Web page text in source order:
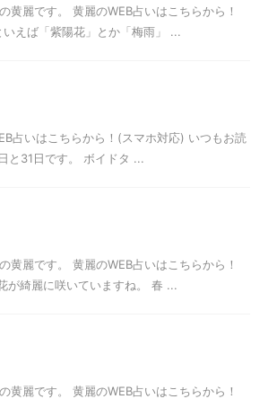
麗です。 黄麗のWEB占いはこちらから！
えば「紫陽花」とか「梅雨」 ...
占いはこちらから！(スマホ対応) いつもお読
と31日です。 ボイドタ ...
麗です。 黄麗のWEB占いはこちらから！
が綺麗に咲いていますね。 春 ...
麗です。 黄麗のWEB占いはこちらから！